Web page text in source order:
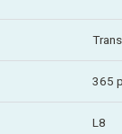
365
L8